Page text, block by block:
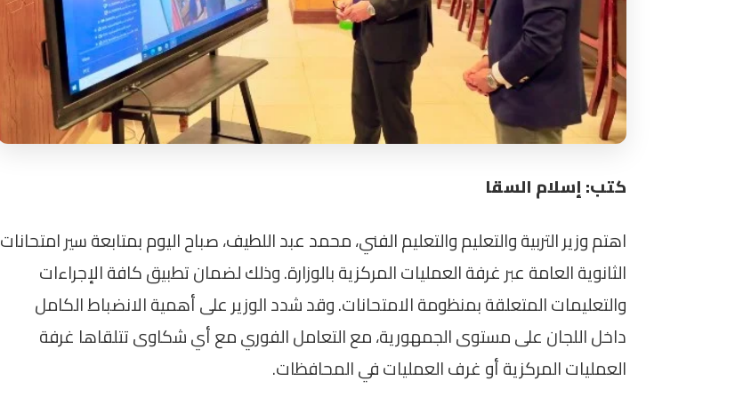
كتب: إسلام السقا
اهتم وزير التربية والتعليم والتعليم الفني، محمد عبد اللطيف، صباح اليوم بمتابعة سير امتحانات
الثانوية العامة عبر غرفة العمليات المركزية بالوزارة. وذلك لضمان تطبيق كافة الإجراءات
والتعليمات المتعلقة بمنظومة الامتحانات. وقد شدد الوزير على أهمية الانضباط الكامل
داخل اللجان على مستوى الجمهورية، مع التعامل الفوري مع أي شكاوى تتلقاها غرفة
العمليات المركزية أو غرف العمليات في المحافظات.